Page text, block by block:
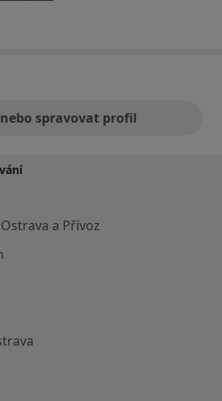
spravovat profil
a Přívoz